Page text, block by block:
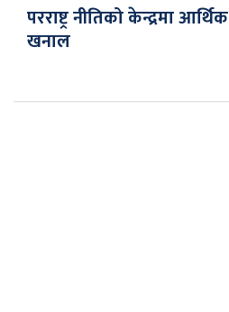
परराष्ट्र नीतिको केन्द्रमा
खनाल